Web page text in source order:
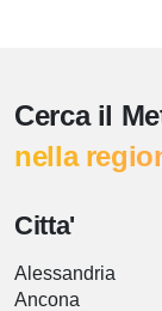
Cerca il
nella
Citta'
Alessandria
Ancona